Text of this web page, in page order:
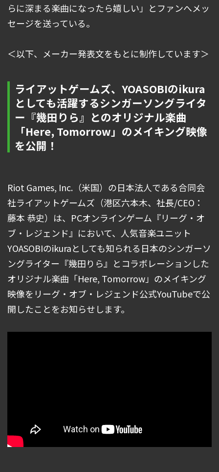
らに深まる楽曲になったら嬉しい」とファンへメッ
セージを送っている。
＜以下、メーカー発表文をもとに制作しています＞
ライアットゲームズ、YOASOBIのikura
としても活躍するシンガーソングライタ
ー『幾田りら』とのオリジナル楽曲
「Here, Tomorrow」のメイキング映像
を公開！
Riot Games, Inc.（米国）の日本法人である合同会
社ライアットゲームズ（港区六本木、社長/CEO：
藤本 恭史）は、PCオンラインゲーム『リーグ・オ
ブ・レジェンド』において、人気音楽ユニット
YOASOBIのikuraとしても知られる日本のシンガーソ
ングライター『幾田りら』とコラボレーションした
オリジナル楽曲「Here, Tomorrow」のメイキング
映像をリーグ・オブ・レジェンド公式YouTubeで公
開したことをお知らせします。